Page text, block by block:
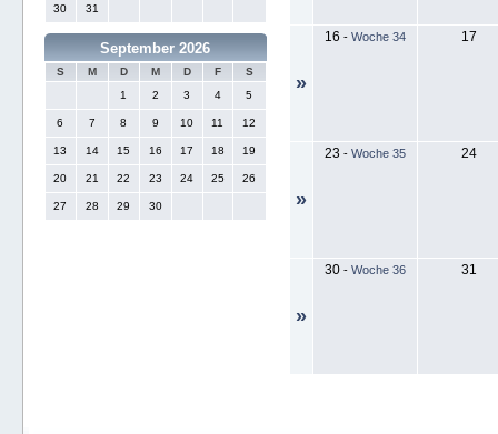
30 31
September 2026
S M D M D F
S
1
2 3 4 5
6 7 8 9 10 11 12
13 14 15 16 17 18 19
20 21 22 23 24 25 26
27 28 29 30
»
16 - Woche 34 17
»
23 - Woche 35 24
»
30- Woche 36 31